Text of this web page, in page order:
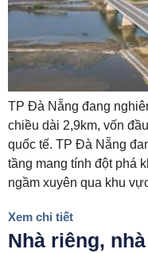
TP Đà Nẵng đang
chiều dài 2,9km, vốn
quốc tế. TP Đà Nẵng
tầng mang tính đột phá
ngầm xuyên qua khu
Xem chi tiết
Nhà riêng,
Đăng ký tư